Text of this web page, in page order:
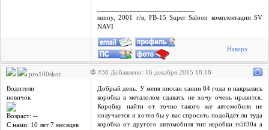
sunny, 2001 г/в, FB-15 Super Saloon комплектации SV
NAVI
Наверх
pro100skor #38 Добавлено: 16 декабря 2015 18:18
Водители
новичок
Возраст: --
С нами: 10 лет 7 месяцев
Добрый день. У меня ниссан санни 84 года и накрылась
коробка в металолом сдавать не хочу очень нравится.
Коробку найти от точно такого же автомобиля не
получается и хотел бы у вас спросить подойдёт ли туда
коробка от другого автомобиля тип коробки rs5f30a а